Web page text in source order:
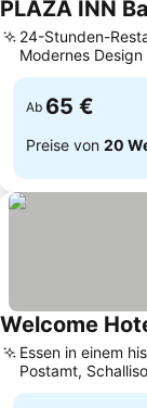
PLAZA INN
24-Stunden-
Modernes
Zimmer
Ab 65 €
Preise von 20
Welcome
Essen in einem
Postamt,
Bahnhofsnähe